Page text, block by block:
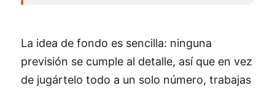
La idea de fondo es sencilla: ninguna
previsión se cumple al detalle, así que en vez
de jugártelo todo a un solo número, trabajas